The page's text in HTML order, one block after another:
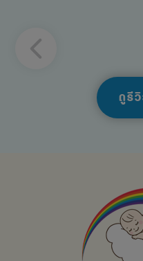
ดูรี